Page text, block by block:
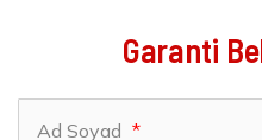
Garanti
Ad Soyad *